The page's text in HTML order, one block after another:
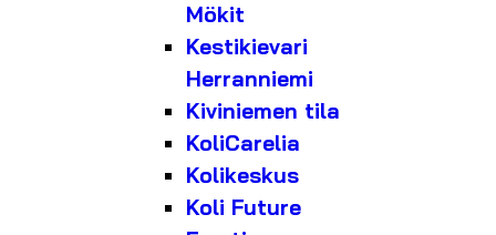
Mökit
Kestikievari
Herranniemi
Kiviniemen tila
KoliCarelia
Kolikeskus
Koli Future